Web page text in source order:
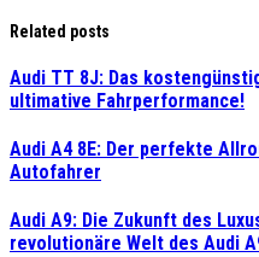
Related posts
Audi TT 8J: Das
ultimative Fahrperformance!
Audi A4 8E: Der perfekte
Autofahrer
Audi A9: Die Zukunft des
revolutionäre Welt des Audi